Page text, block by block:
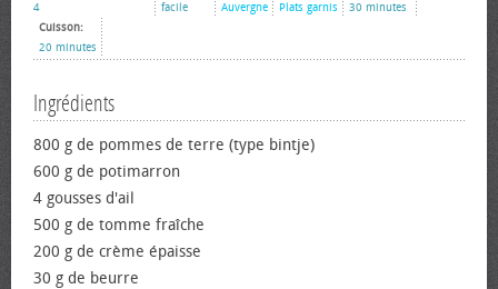
4
facile
Auvergne
Plats garnis
30 minutes
Cuisson:
20 minutes
Ingrédients
800 g de pommes de terre (type bintje)
600 g de potimarron
4 gousses d'ail
500 g de tomme fraîche
200 g de crème épaisse
30 g de beurre